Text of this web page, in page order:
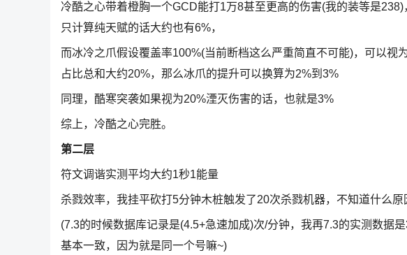
冷酷之心带着橙胸一个GCD能打1万8甚至更高的伤害(我的装等是
只计算纯天赋的话大约也有6%，
而冰冷之爪假设覆盖率100%(当前断档这么严重简直不可能)，可以视
占比总和大约20%，那么冰爪的提升可以换算为2%到3%
同理，酷寒突袭如果视为20%湮灭伤害的话，也就是3%
综上，冷酷之心完胜。
第二层
符文调谐实测平均大约1秒1能量
杀戮效率，我挂平砍打5分钟木桩触发了20次杀戮机器，不知道什么
(7.3的时候数据库记录是(4.5+急速加成)次/分钟，我再7.3的实测数据
基本一致，因为就是同一个号嘛~)